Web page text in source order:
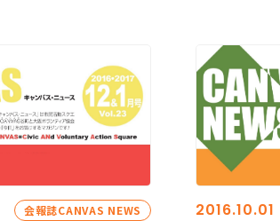
会報誌CANVAS NEWS 2016.10.01